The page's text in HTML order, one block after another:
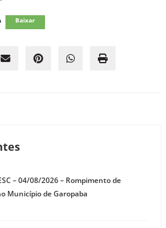
Baixar
– 04/08/2026 – Rompimento de
Município de Garopaba